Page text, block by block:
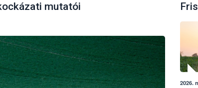
mutatói
2026.